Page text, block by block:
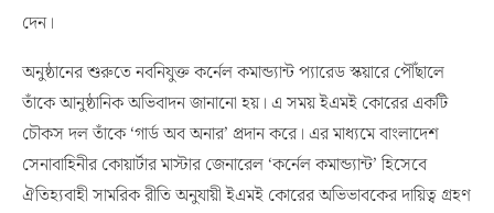
দেন।
অনুষ্ঠানের শুরুতে নবনিযুক্ত কর্নেল কমান্ড্যান্ট প্যারেড স্কয়ারে পৌঁছালে
তাঁকে আনুষ্ঠানিক অভিবাদন জানানো হয়। এ সময় ইএমই কোরের একটি
চৌকস দল তাঁকে ‘গার্ড অব অনার’ প্রদান করে। এর মাধ্যমে বাংলাদেশ
সেনাবাহিনীর কোয়ার্টার মাস্টার জেনারেল ‘কর্নেল কমান্ড্যান্ট’ হিসেবে
ঐতিহ্যবাহী সামরিক রীতি অনুযায়ী ইএমই কোরের অভিভাবকের দায়িত্ব গ্রহণ